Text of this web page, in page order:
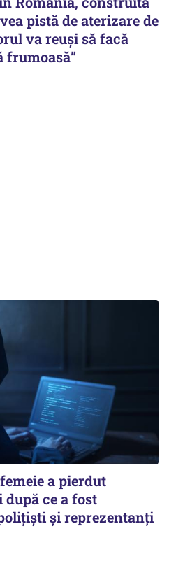
pistă de aterizare de
va reuși să facă
a pierdut
după ce a fost
și reprezentanți